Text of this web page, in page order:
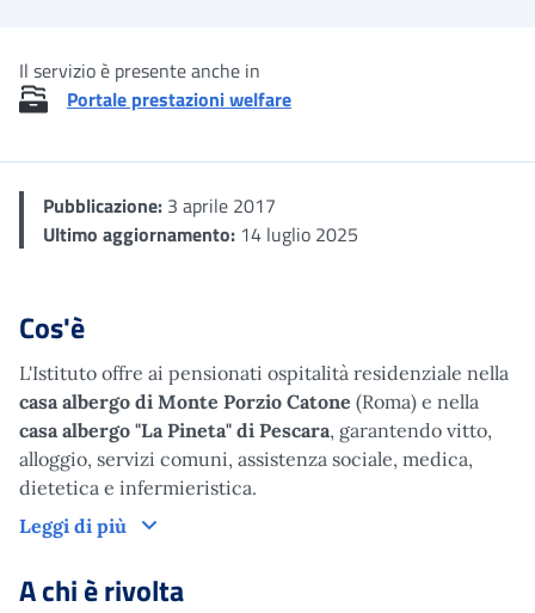
Il servizio è presente anche in
Portale prestazioni welfare
Pubblicazione: 3 aprile 2017
Ultimo aggiornamento: 14 luglio 2025
Cos'è
L'Istituto offre ai pensionati ospitalità residenziale nella
casa albergo di Monte Porzio Catone (Roma) e nella
casa albergo "La Pineta" di Pescara, garantendo vitto,
alloggio, servizi comuni, assistenza sociale, medica,
dietetica e infermieristica.
Leggi di più
Cos'è
A chi è rivolta